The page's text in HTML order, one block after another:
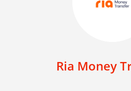
Ria Money